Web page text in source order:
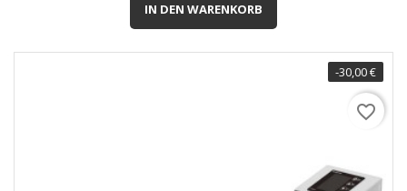
IN DEN WARENKORB
-30,00 €
favorite_border